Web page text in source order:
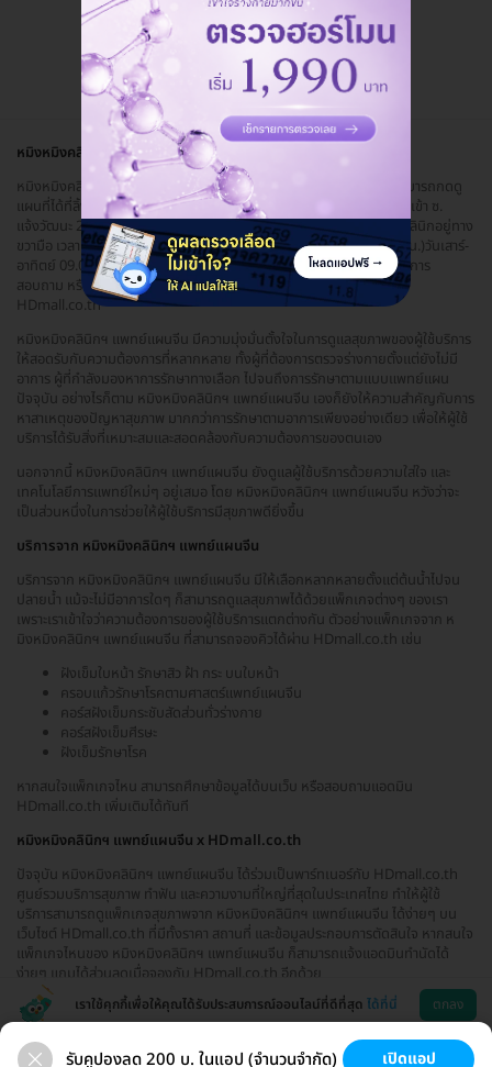
คุยกับแอดมิน ฟรี!
หมิงหมิงคลินิกฯ แพทย์แผนจีน
หมิงหมิงคลินิกฯ แพทย์แผนจีน ตั้งอยู่จังหวัดนนทบุรี เดินทางสะดวก สามารถกดดู
แผนที่ได้ที่ลิ้งค์
https://g.page/mingmingclinic2...
ใช้ ถ. แจ้งวัฒนะ เข้า ซ.
แจ้งวัฒนะ 24 (ซอยถัดจากโรงพยาบาลเวิลด์เมดิคอล) เข้าไป 500 เมตร คลินิกอยู่ทาง
ขวามือ เวลาทำการ วันอังคาร-ศุกร์ 10.00-19.00 น. (รับคิวสุดท้าย 18.00 น.)วันเสาร์-
อาทิตย์ 09.00-18.00 น. (รับคิวสุดท้าย 17.00 น.) หยุดวันจันทร์ หากต้องการ
สอบถาม หรือนัดหมายเพิ่มเติม สามารถติดต่อได้ง่ายๆ ผ่านแอดมินของ
HDmall.co.th
หมิงหมิงคลินิกฯ แพทย์แผนจีน มีความมุ่งมั่นตั้งใจในการดูแลสุขภาพของผู้ใช้บริการ
ให้สอดรับกับความต้องการที่หลากหลาย ทั้งผู้ที่ต้องการตรวจร่างกายตั้งแต่ยังไม่มี
อาการ ผู้ที่กำลังมองหาการรักษาทางเลือก ไปจนถึงการรักษาตามแบบแพทย์แผน
ปัจจุบัน อย่างไรก็ตาม หมิงหมิงคลินิกฯ แพทย์แผนจีน เองก็ยังให้ความสำคัญกับการ
หาสาเหตุของปัญหาสุขภาพ มากกว่าการรักษาตามอาการเพียงอย่างเดียว เพื่อให้ผู้ใช้
บริการได้รับสิ่งที่เหมาะสมและสอดคล้องกับความต้องการของตนเอง
นอกจากนี้ หมิงหมิงคลินิกฯ แพทย์แผนจีน ยังดูแลผู้ใช้บริการด้วยความใส่ใจ และ
เทคโนโลยีการแพทย์ใหม่ๆ อยู่เสมอ โดย หมิงหมิงคลินิกฯ แพทย์แผนจีน หวังว่าจะ
เป็นส่วนหนึ่งในการช่วยให้ผู้ใช้บริการมีสุขภาพดียิ่งขึ้น
บริการจาก หมิงหมิงคลินิกฯ แพทย์แผนจีน
บริการจาก หมิงหมิงคลินิกฯ แพทย์แผนจีน มีให้เลือกหลากหลายตั้งแต่ต้นน้ำไปจน
ปลายน้ำ แม้จะไม่มีอาการใดๆ ก็สามารถดูแลสุขภาพได้ด้วยแพ็กเกจต่างๆ ของเรา
เพราะเราเข้าใจว่าความต้องการของผู้ใช้บริการแตกต่างกัน ตัวอย่างแพ็กเกจจาก ห
มิงหมิงคลินิกฯ แพทย์แผนจีน ที่สามารถจองคิวได้ผ่าน HDmall.co.th เช่น
ฝังเข็มใบหน้า รักษาสิว ฝ้า กระ บนใบหน้า
ครอบแก้วรักษาโรคตามศาสตร์แพทย์แผนจีน
คอร์สฝังเข็มกระชับสัดส่วนทั่วร่างกาย
คอร์สฝังเข็มศีรษะ
ฝังเข็มรักษาโรค
หากสนใจแพ็กเกจไหน สามารถศึกษาข้อมูลได้บนเว็บ หรือสอบถามแอดมิน
HDmall.co.th เพิ่มเติมได้ทันที
หมิงหมิงคลินิกฯ แพทย์แผนจีน x HDmall.co.th
ปัจจุบัน หมิงหมิงคลินิกฯ แพทย์แผนจีน ได้ร่วมเป็นพาร์ทเนอร์กับ HDmall.co.th
ศูนย์รวมบริการสุขภาพ ทำฟัน และความงามที่ใหญ่ที่สุดในประเทศไทย ทำให้ผู้ใช้
บริการสามารถดูแพ็กเกจสุขภาพจาก หมิงหมิงคลินิกฯ แพทย์แผนจีน ได้ง่ายๆ บน
เว็บไซต์ HDmall.co.th ที่มีทั้งราคา สถานที่ และข้อมูลประกอบการตัดสินใจ หากสนใจ
แพ็กเกจไหนของ หมิงหมิงคลินิกฯ แพทย์แผนจีน ก็สามารถแจ้งแอดมินทำนัดได้
ง่ายๆ แถมได้ส่วนลดเมื่อจองกับ HDmall.co.th อีกด้วย
เราใช้คุกกี้เพื่อให้คุณได้รับประสบการณ์ออนไลน์ที่ดีที่สุด ได้ที่นี่ ตกลง
รับคูปองลด 200 บ. ในแอป (จำนวนจำกัด) เปิดแอป